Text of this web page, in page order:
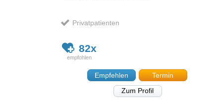
Privatpatienten
82x
Empfehlen
Termin
Zum Profil